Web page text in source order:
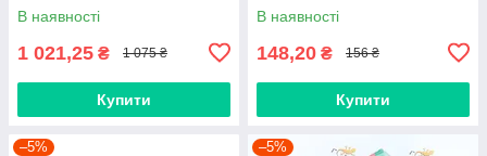
В наявності
1 021,25 ₴ 1 075 ₴
Купити
В наявності
148,20 ₴ 156 ₴
Купити
–5% –5%